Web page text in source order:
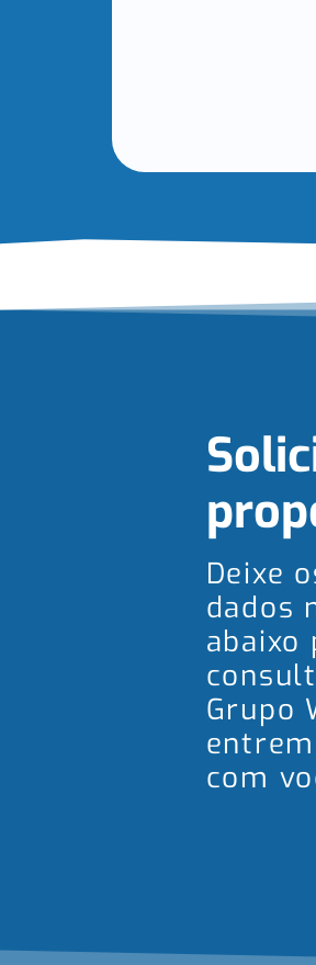
Deixe
dados
abaixo
Grupo
com